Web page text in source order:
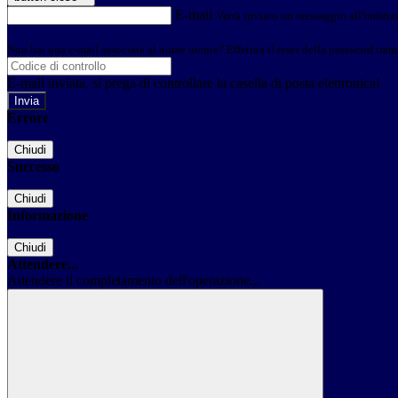
E-mail Verrà inviato un messaggio
Non hai una e-mail associata al nome utente? Effettua il reset della password
E-mail inviata, si prega di controllare la casella di posta elettronica!
Errore
Chiudi
Successo
Chiudi
Informazione
Chiudi
Attendere...
Attendere il completamento dell'operazione...